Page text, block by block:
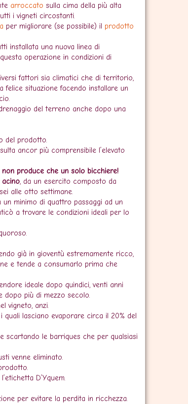
arroccato sulla cima della più alta
i vigneti circostanti.
per migliorare (se possibile) il prodotto
installata una nuova linea di
operazione in condizioni di
fattori sia climatici che di territorio,
felice situazione facendo installare un
del terreno anche dopo una
del prodotto.
ancor più comprensibile l’elevato
non produce che un solo bicchiere!
acino, da un esercito composto da
alle otto settimane.
un minimo di quattro passaggi ad un
a trovare le condizioni ideali per lo
già in gioventù estremamente ricco,
e tende a consumarlo prima che
ideale dopo quindici, venti anni
dopo più di mezzo secolo.
vigneto, anzi.
quali lasciano evaporare circa il 20% del
scartando le barriques che per qualsiasi
venne eliminato.
D’Yquem.
per evitare la perdita in ricchezza.